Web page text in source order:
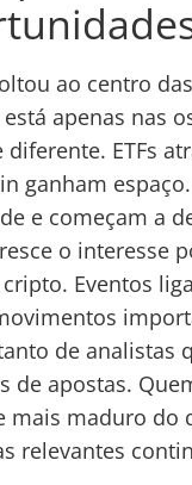
ao centro
apenas nas
diferente. ETFs
ganham
e começam a
o interesse
Eventos
de analistas
de apostas.
mais maduro do
relevantes